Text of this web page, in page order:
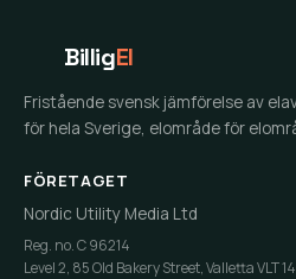
BilligEl
Fristående svensk jämförelse av
för hela Sverige, elområde för
FÖRETAGET
Nordic Utility Media Ltd
Reg. no. C 96214
Level 2, 85 Old Bakery Street, Valletta VLT